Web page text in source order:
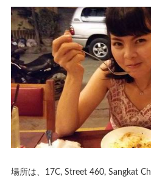
場所は、17C, Street 460, Sangkat